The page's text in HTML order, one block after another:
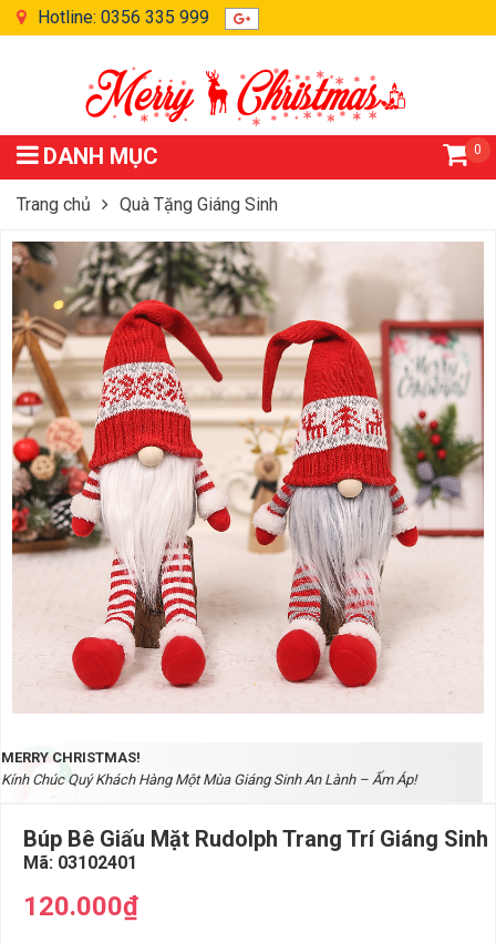
Hotline: 0356 335 999
DANH MỤC 0
Trang chủ Quà Tặng Giáng Sinh
Búp Bê Giấu Mặt Rudolph Trang Trí Giáng Sinh
MERRY CHRISTMAS!
Kính Chúc Quý Khách Hàng Một Mùa Giáng Sinh An Lành – Ấm Áp!
Búp Bê Giấu Mặt Rudolph Trang Trí Giáng Sinh
Mã: 03102401
120.000₫